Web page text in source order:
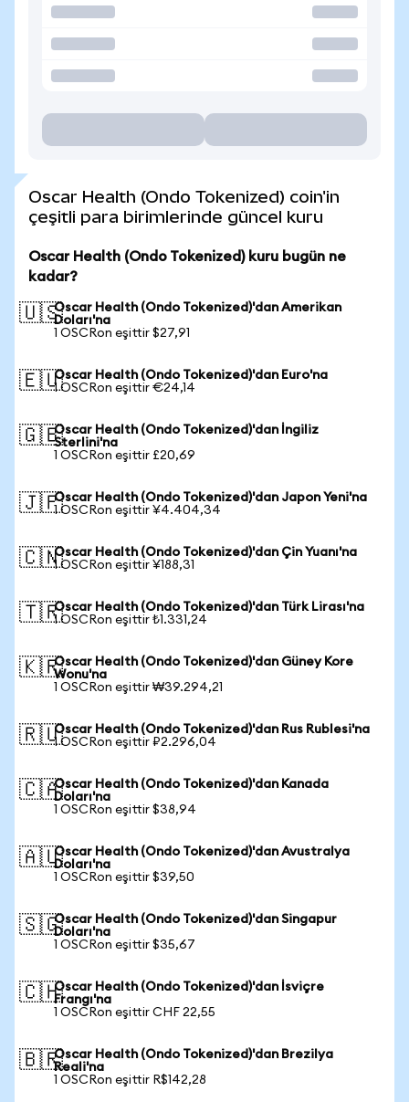
Oscar Health (Ondo Tokenized) coin'in
çeşitli para birimlerinde güncel kuru
Oscar Health (Ondo Tokenized) kuru bugün ne
kadar?
🇺🇸Oscar Health (Ondo Tokenized)'dan Amerikan
Doları'na
1 OSCRon eşittir $27,91
🇪🇺Oscar Health (Ondo Tokenized)'dan Euro'na
1 OSCRon eşittir €24,14
🇬🇧Oscar Health (Ondo Tokenized)'dan İngiliz
Sterlini'na
1 OSCRon eşittir £20,69
🇯🇵Oscar Health (Ondo Tokenized)'dan Japon Yeni'na
1 OSCRon eşittir ¥4.404,34
🇨🇳Oscar Health (Ondo Tokenized)'dan Çin Yuanı'na
1 OSCRon eşittir ¥188,31
🇹🇷Oscar Health (Ondo Tokenized)'dan Türk Lirası'na
1 OSCRon eşittir ₺1.331,24
🇰🇷Oscar Health (Ondo Tokenized)'dan Güney Kore
Wonu'na
1 OSCRon eşittir ₩39.294,21
🇷🇺Oscar Health (Ondo Tokenized)'dan Rus Rublesi'na
1 OSCRon eşittir ₽2.296,04
🇨🇦Oscar Health (Ondo Tokenized)'dan Kanada
Doları'na
1 OSCRon eşittir $38,94
🇦🇺Oscar Health (Ondo Tokenized)'dan Avustralya
Doları'na
1 OSCRon eşittir $39,50
🇸🇬Oscar Health (Ondo Tokenized)'dan Singapur
Doları'na
1 OSCRon eşittir $35,67
🇨🇭Oscar Health (Ondo Tokenized)'dan İsviçre
Frangı'na
1 OSCRon eşittir CHF 22,55
🇧🇷Oscar Health (Ondo Tokenized)'dan Brezilya
Reali'na
1 OSCRon eşittir R$142,28